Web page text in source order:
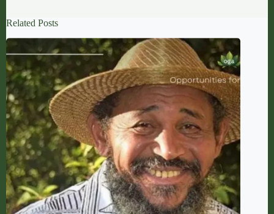
Related Posts